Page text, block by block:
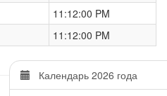
11:12:00 PM
11:12:00 PM
Календарь 2026 года